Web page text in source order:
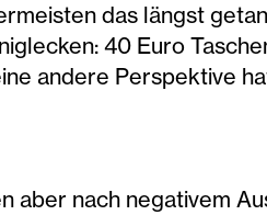
das längst
40 Euro
andere Perspektive
aber nach negativem